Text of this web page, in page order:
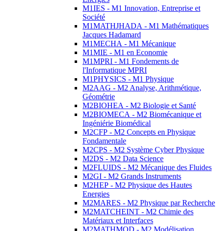
M1IES - M1 Innovation, Entreprise et
Société
M1MATHJHADA - M1 Mathématiques
Jacques Hadamard
M1MECHA - M1 Mécanique
M1MIE - M1 en Economie
M1MPRI - M1 Fondements de
l'Informatique MPRI
M1PHYSICS - M1 Physique
M2AAG - M2 Analyse, Arithmétique,
Géométrie
M2BIOHEA - M2 Biologie et Santé
M2BIOMECA - M2 Biomécanique et
Ingéniérie Biomédical
M2CFP - M2 Concepts en Physique
Fondamentale
M2CPS - M2 Système Cyber Physique
M2DS - M2 Data Science
M2FLUIDS - M2 Mécanique des Fluides
M2GI - M2 Grands Instruments
M2HEP - M2 Physique des Hautes
Energies
M2MARES - M2 Physique par Recherche
M2MATCHEINT - M2 Chimie des
Matériaux et Interfaces
M2MATHMOD - M2 Modélisation